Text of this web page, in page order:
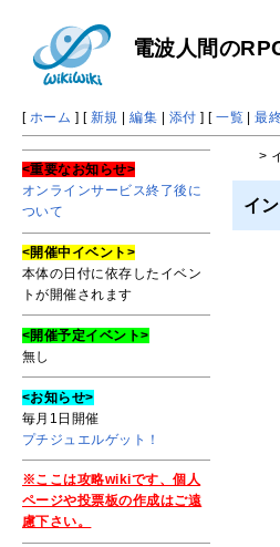
電波人間の
[ ホーム ] [ 新規 |編集 | 添付 ] [一覧 |最
>
イ
<重要なお知らせ>
オンラインサービス終了後に
ついて
<開催中イベント>
本体の日付に依存したイベン
トが開催されます
<開催予定イベント>
無し
<お知らせ>
毎月1日開催
プチジュエルゲット！
※ここは攻略wikiです、個人
ページや投票板の作成はご遠
慮下さい。